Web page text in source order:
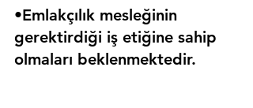
•Emlakçılık mesleğinin
gerektirdiği iş etiğine sahip
olmaları beklenmektedir.